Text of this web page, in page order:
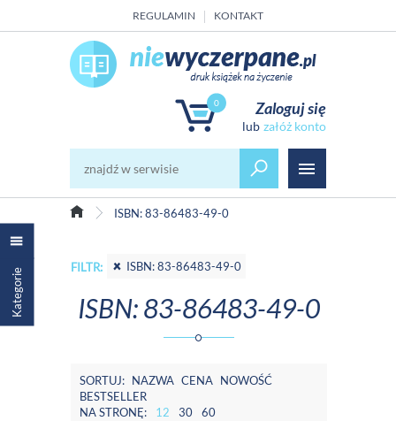
REGULAMIN KONTAKT
0 Zaloguj się
załóż konto
ISBN: 83-86483-49-0
Kategorie FILTR: ISBN: 83-86483-49-0
ISBN: 83-86483-49-0
SORTUJ: NAZWA CENA NOWOŚĆ
BESTSELLER
NA STRONĘ:
12 30 60